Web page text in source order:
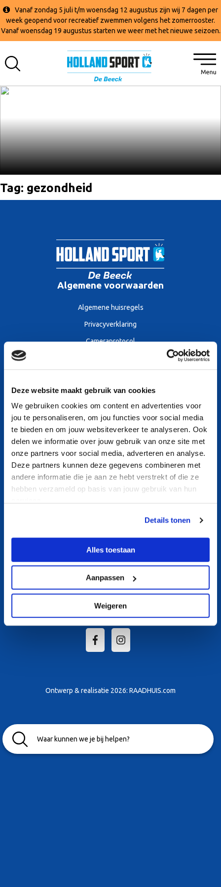
Deze website maakt gebruik van cookies
We gebruiken cookies om content en advertenties voor
jou te personaliseren, om jou functies voor social media
te bieden en om jouw websiteverkeer te analyseren. Ook
delen we informatie over jouw gebruik van onze site met
onze partners voor social media, adverteren en analyse.
Deze partners kunnen deze gegevens combineren met
andere informatie die je aan ze hebt verstrekt of die ze
hebben verzameld op basis van jouw gebruik van hun
Details tonen
Alles toestaan
Aanpassen
Weigeren
Vanaf zondag 5 juli t/m woensdag 12 augustus zijn wij 7 dagen per
week geopend voor recreatief zwemmen volgens het zomerrooster.
Vanaf woensdag 19 augustus starten we weer met het nieuwe seizoen.
Tag: gezondheid
Algemene voorwaarden
Algemene huisregels
Privacyverklaring
Cameraprotocol
Sitemap
Openingstijden
Tarieven
Contact
Aquasport
Banenzwemmen
Over ons
Socials
Ontwerp & realisatie 2026: RAADHUIS.com